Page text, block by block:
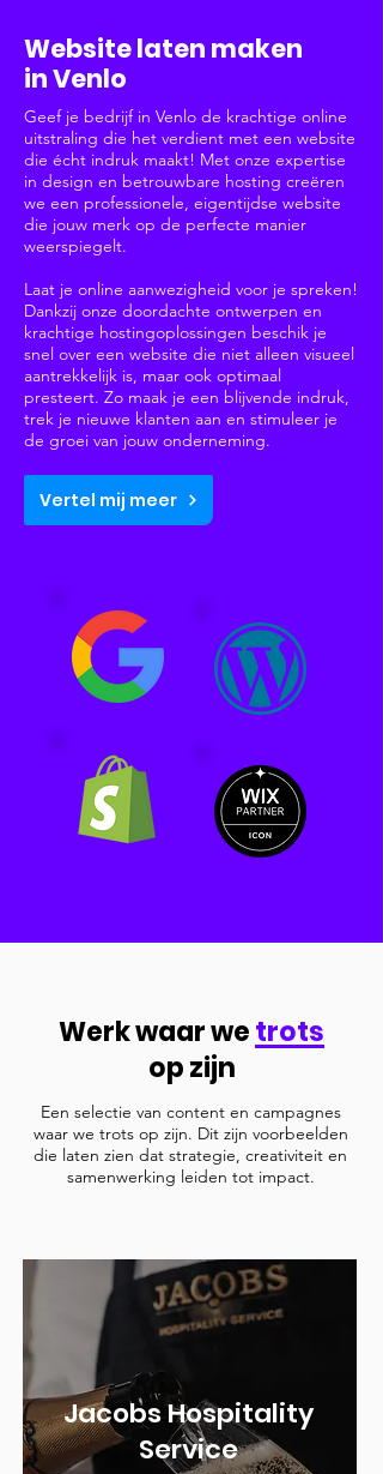
Website laten maken
in Venlo
Geef je bedrijf in Venlo de krachtige online
uitstraling die het verdient met een website
die écht indruk maakt! Met onze expertise
in design en betrouwbare hosting creëren
we een professionele, eigentijdse website
die jouw merk op de perfecte manier
weerspiegelt.
Laat je online aanwezigheid voor je spreken!
Dankzij onze doordachte ontwerpen en
krachtige hostingoplossingen beschik je
snel over een website die niet alleen visueel
aantrekkelijk is, maar ook optimaal
presteert. Zo maak je een blijvende indruk,
trek je nieuwe klanten aan en stimuleer je
de groei van jouw onderneming.
Vertel mij meer
Werk waar wetrots
op zijn
Een selectie van content en campagnes
waar we trots op zijn. Dit zijn voorbeelden
die laten zien dat strategie, creativiteit en
samenwerking leiden tot impact.
Jacobs Hospitality
Service